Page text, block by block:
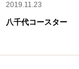
2019.11.23
八千代コースター